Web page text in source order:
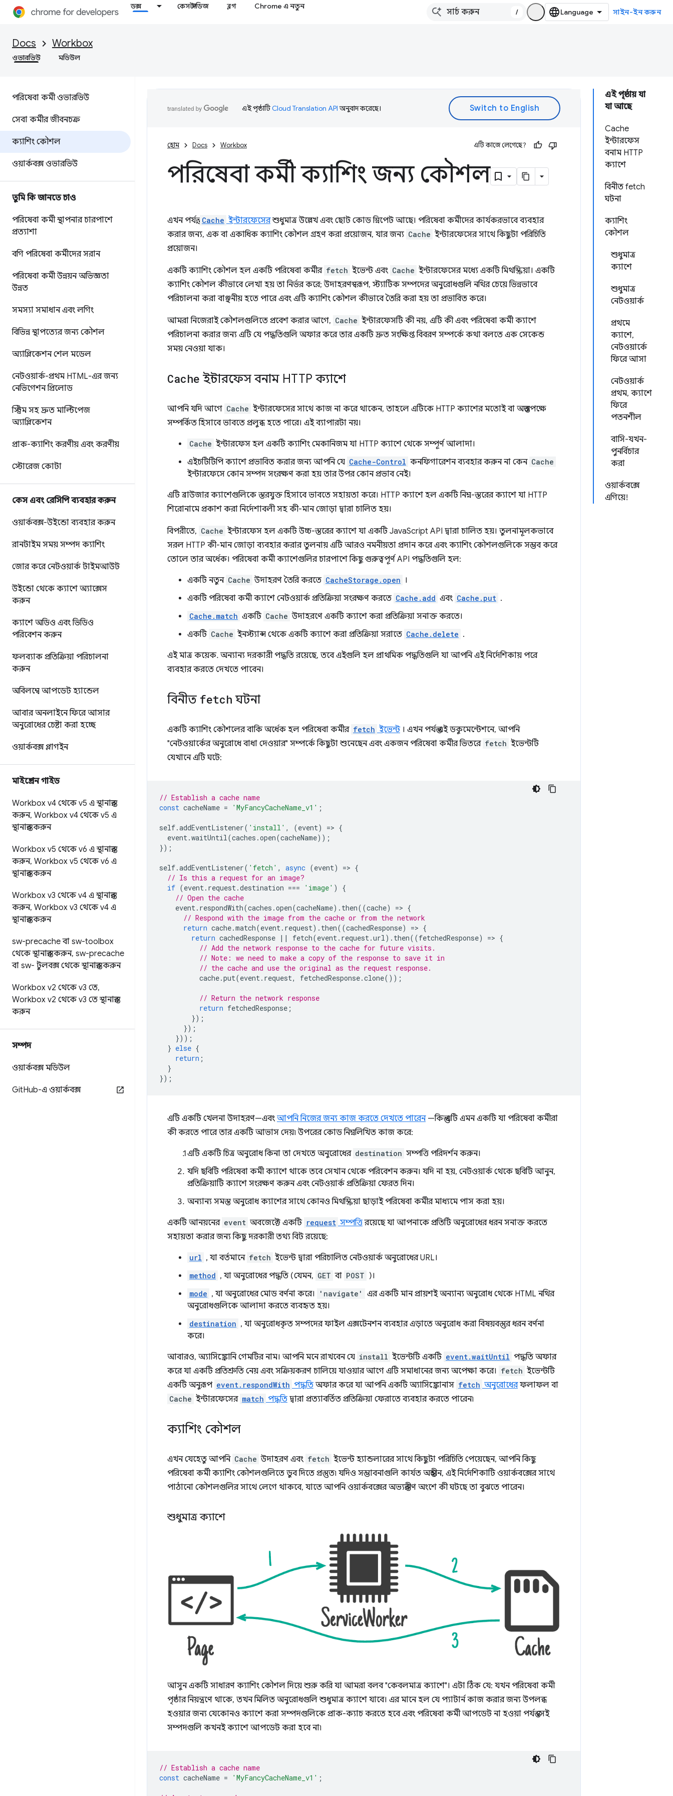
ডক্স কেস স্টাডিজ ব্লগ Chrome এ নতুন
/ সাইন-ইন করুন
Docs Workbox
ওভারভিউ মডিউল
পরিষেবা কর্মী ওভারভিউ
সেবা কর্মীর জীবনচক্র
ক্যাশিং কৌশল
ওয়ার্কবক্স ওভারভিউ
তুমি কি জানতে চাও
পরিষেবা কর্মী স্থাপনার চারপাশে
প্রত্যাশা
বগি পরিষেবা কর্মীদের সরান
পরিষেবা কর্মী উন্নয়ন অভিজ্ঞতা
উন্নত
সমস্যা সমাধান এবং লগিং
বিভিন্ন স্থাপত্যের জন্য কৌশল
অ্যাপ্লিকেশন শেল মডেল
নেটওয়ার্ক-প্রথম HTML-এর জন্য
নেভিগেশন প্রিলোড
স্ট্রিম সহ দ্রুত মাল্টিপেজ
অ্যাপ্লিকেশন
প্রাক-ক্যাশিং করণীয় এবং করণীয়
স্টোরেজ কোটা
কেস এবং রেসিপি ব্যবহার করুন
ওয়ার্কবক্স-উইন্ডো ব্যবহার করুন
রানটাইম সময় সম্পদ ক্যাশিং
জোর করে নেটওয়ার্ক টাইমআউট
উইন্ডো থেকে ক্যাশে অ্যাক্সেস
করুন
ক্যাশে অডিও এবং ভিডিও
পরিবেশন করুন
ফলব্যাক প্রতিক্রিয়া পরিচালনা
করুন
অবিলম্বে আপডেট হ্যান্ডেল
আবার অনলাইনে ফিরে আসার
অনুরোধের চেষ্টা করা হচ্ছে
ওয়ার্কবক্স প্লাগইন
মাইগ্রেশন গাইড
Workbox v4 থেকে v5 এ স্থানান্তর
করুন, Workbox v4 থেকে v5 এ
স্থানান্তর করুন
Workbox v5 থেকে v6 এ স্থানান্তর
করুন, Workbox v5 থেকে v6 এ
স্থানান্তর করুন
Workbox v3 থেকে v4 এ স্থানান্তর
করুন, Workbox v3 থেকে v4 এ
স্থানান্তর করুন
sw-precache বা sw-toolbox
থেকে স্থানান্তর করুন, sw-precache
বা sw- টুলবক্স থেকে স্থানান্তর করুন
Workbox v2 থেকে v3 তে,
Workbox v2 থেকে v3 তে স্থানান্তর
করুন
সম্পদ
ওয়ার্কবক্স মডিউল
GitHub-এ ওয়ার্কবক্স
এই পৃষ্ঠায় যা
যা আছে
Cache
ইন্টারফেস
বনাম HTTP
ক্যাশে
বিনীত fetch
ঘটনা
ক্যাশিং
কৌশল
শুধুমাত্র
ক্যাশে
শুধুমাত্র
নেটওয়ার্ক
প্রথমে
ক্যাশে,
নেটওয়ার্কে
ফিরে আসা
নেটওয়ার্ক
প্রথম, ক্যাশে
ফিরে
পতনশীল
বাসি-যখন-
পুনর্বিচার
করা
ওয়ার্কবক্সে
এগিয়ে!
এই পৃষ্ঠাটিCloud Translation APIঅনুবাদ করেছে।
হোম Docs Workbox এটি কাজে লেগেছে?
পরিষেবা কর্মী ক্যাশিং জন্য কৌশল
এখন পর্যন্ত, Cache ইন্টারফেসেরশুধুমাত্র উল্লেখ এবং ছোট কোড স্নিপেট আছে। পরিষেবা কর্মীদের কার্যকরভাবে ব্যবহার
করার জন্য, এক বা একাধিক ক্যাশিং কৌশল গ্রহণ করা প্রয়োজন, যার জন্য Cache ইন্টারফেসের সাথে কিছুটা পরিচিতি
প্রয়োজন।
একটি ক্যাশিং কৌশল হল একটি পরিষেবা কর্মীর fetch ইভেন্ট এবং Cache ইন্টারফেসের মধ্যে একটি মিথস্ক্রিয়া। একটি
ক্যাশিং কৌশল কীভাবে লেখা হয় তা নির্ভর করে; উদাহরণস্বরূপ, স্ট্যাটিক সম্পদের অনুরোধগুলি নথির চেয়ে ভিন্নভাবে
পরিচালনা করা বাঞ্ছনীয় হতে পারে এবং এটি ক্যাশিং কৌশল কীভাবে তৈরি করা হয় তা প্রভাবিত করে।
আমরা নিজেরাই কৌশলগুলিতে প্রবেশ করার আগে, Cache ইন্টারফেসটি কী নয়, এটি কী এবং পরিষেবা কর্মী ক্যাশে
পরিচালনা করার জন্য এটি যে পদ্ধতিগুলি অফার করে তার একটি দ্রুত সংক্ষিপ্ত বিবরণ সম্পর্কে কথা বলতে এক সেকেন্ড
সময় নেওয়া যাক।
Cache ইন্টারফেস বনাম HTTP ক্যাশে
আপনি যদি আগে Cache ইন্টারফেসের সাথে কাজ না করে থাকেন, তাহলে এটিকে HTTP ক্যাশের মতোই বা অন্ততপক্ষে
সম্পর্কিত হিসাবে ভাবতে প্রলুব্ধ হতে পারে। এই ব্যাপারটা নয়।
Cache ইন্টারফেস হল একটি ক্যাশিং মেকানিজম যা HTTP ক্যাশে থেকে সম্পূর্ণ আলাদা।
এইচটিটিপি ক্যাশে প্রভাবিত করার জন্য আপনি যে Cache-Control কনফিগারেশন ব্যবহার করুন না কেন Cache
ইন্টারফেসে কোন সম্পদ সংরক্ষণ করা হয় তার উপর কোন প্রভাব নেই।
এটি ব্রাউজার ক্যাশেগুলিকে স্তরযুক্ত হিসাবে ভাবতে সহায়তা করে। HTTP ক্যাশে হল একটি নিম্ন-স্তরের ক্যাশে যা HTTP
শিরোনামে প্রকাশ করা নির্দেশাবলী সহ কী-মান জোড়া দ্বারা চালিত হয়।
বিপরীতে, Cache ইন্টারফেস হল একটি উচ্চ-স্তরের ক্যাশে যা একটি JavaScript API দ্বারা চালিত হয়। তুলনামূলকভাবে
সরল HTTP কী-মান জোড়া ব্যবহার করার তুলনায় এটি আরও নমনীয়তা প্রদান করে এবং ক্যাশিং কৌশলগুলিকে সম্ভব করে
তোলে তার অর্ধেক। পরিষেবা কর্মী ক্যাশেগুলির চারপাশে কিছু গুরুত্বপূর্ণ API পদ্ধতিগুলি হল:
একটি নতুন Cache উদাহরণ তৈরি করতে CacheStorage.open ।
একটি পরিষেবা কর্মী ক্যাশে নেটওয়ার্ক প্রতিক্রিয়া সংরক্ষণ করতে Cache.add এবং Cache.put .
Cache.match একটি Cache উদাহরণে একটি ক্যাশে করা প্রতিক্রিয়া সনাক্ত করতে।
একটি Cache ইনস্ট্যান্স থেকে একটি ক্যাশে করা প্রতিক্রিয়া সরাতে Cache.delete .
এই মাত্র কয়েক. অন্যান্য দরকারী পদ্ধতি রয়েছে, তবে এইগুলি হল প্রাথমিক পদ্ধতিগুলি যা আপনি এই নির্দেশিকায় পরে
ব্যবহার করতে দেখতে পাবেন।
বিনীত fetch ঘটনা
একটি ক্যাশিং কৌশলের বাকি অর্ধেক হল পরিষেবা কর্মীর fetch ইভেন্ট। এখন পর্যন্ত এই ডকুমেন্টেশনে, আপনি
"নেটওয়ার্কের অনুরোধে বাধা দেওয়ার" সম্পর্কে কিছুটা শুনেছেন এবং একজন পরিষেবা কর্মীর ভিতরে fetch ইভেন্টটি
যেখানে এটি ঘটে:
// Establish a cache name
const cacheName = 'MyFancyCacheName_v1' ;
self.addEventListener( 'install' , (event) => {
event.waitUntil(caches .open(cacheName));
});
self.addEventListener( 'fetch' , async (event) => {
// Is this a request for an image?
if (event. request.destination === 'image' )
{
// Open the cache
event. respondWith(caches .open(cacheName). then((cache) => {
// Respond with the image from the cache or from the network
return cache.match(event. request). then((cachedResponse) => {
return cachedResponse || fetch(event. request.url). then((fetchedResponse) => {
// Add the network response to the cache for future visits.
// Note: we need to make a copy of the response to save it in
// the cache and use the original as the request response.
cache.put(event. request, fetchedResponse.clone());
// Return the network response
return fetchedResponse ;
});
});
}));
} else {
return ;
}
});
এটি একটি খেলনা উদাহরণ—এবং আপনি নিজের জন্য কাজ করতে দেখতে পারেন—কিন্তু এটি এমন একটি যা পরিষেবা কর্মীরা
কী করতে পারে তার একটি আভাস দেয়৷ উপরের কোড নিম্নলিখিত কাজ করে:
এটি একটি চিত্র অনুরোধ কিনা তা দেখতে অনুরোধের destination সম্পত্তি পরিদর্শন করুন।
যদি ছবিটি পরিষেবা কর্মী ক্যাশে থাকে তবে সেখান থেকে পরিবেশন করুন। যদি না হয়, নেটওয়ার্ক থেকে ছবিটি আনুন,
প্রতিক্রিয়াটি ক্যাশে সংরক্ষণ করুন এবং নেটওয়ার্ক প্রতিক্রিয়া ফেরত দিন।
অন্যান্য সমস্ত অনুরোধ ক্যাশের সাথে কোনও মিথস্ক্রিয়া ছাড়াই পরিষেবা কর্মীর মাধ্যমে পাস করা হয়।
একটি আনয়নের event অবজেক্টে একটি request সম্পত্তিরয়েছে যা আপনাকে প্রতিটি অনুরোধের ধরন সনাক্ত করতে
সহায়তা করার জন্য কিছু দরকারী তথ্য বিট রয়েছে:
url , যা বর্তমানে fetch ইভেন্ট দ্বারা পরিচালিত নেটওয়ার্ক অনুরোধের URL।
method , যা অনুরোধের পদ্ধতি (যেমন, GET বা POST )।
mode , যা অনুরোধের মোড বর্ণনা করে। 'navigate'
এর একটি মান প্রায়শই অন্যান্য অনুরোধ থেকে HTML নথির
অনুরোধগুলিকে আলাদা করতে ব্যবহৃত হয়।
destination , যা অনুরোধকৃত সম্পদের ফাইল এক্সটেনশন ব্যবহার এড়াতে অনুরোধ করা বিষয়বস্তুর ধরন বর্ণনা
করে।
আবারও, অ্যাসিঙ্ক্রোনি গেমটির নাম। আপনি মনে রাখবেন যে install ইভেন্টটি একটি event.waitUntil পদ্ধতি অফার
করে যা একটি প্রতিশ্রুতি নেয় এবং সক্রিয়করণ চালিয়ে যাওয়ার আগে এটি সমাধানের জন্য অপেক্ষা করে। fetch ইভেন্টটি
একটি অনুরূপ event.respondWith পদ্ধতি অফার করে যা আপনি একটি অ্যাসিঙ্ক্রোনাস fetch অনুরোধেরফলাফল বা
Cache ইন্টারফেসের match পদ্ধতি দ্বারা প্রত্যাবর্তিত প্রতিক্রিয়া ফেরাতে ব্যবহার করতে পারেন৷
ক্যাশিং কৌশল
এখন যেহেতু আপনি Cache উদাহরণ এবং fetch ইভেন্ট হ্যান্ডলারের সাথে কিছুটা পরিচিতি পেয়েছেন, আপনি কিছু
পরিষেবা কর্মী ক্যাশিং কৌশলগুলিতে ডুব দিতে প্রস্তুত৷ যদিও সম্ভাবনাগুলি কার্যত অন্তহীন, এই নির্দেশিকাটি ওয়ার্কবক্সের সাথে
পাঠানো কৌশলগুলির সাথে লেগে থাকবে, যাতে আপনি ওয়ার্কবক্সের অভ্যন্তরীণ অংশে কী ঘটছে তা বুঝতে পারেন।
শুধুমাত্র ক্যাশে
আসুন একটি সাধারণ ক্যাশিং কৌশল দিয়ে শুরু করি যা আমরা বলব "কেবলমাত্র ক্যাশে"। এটা ঠিক যে: যখন পরিষেবা কর্মী
পৃষ্ঠার নিয়ন্ত্রণে থাকে, তখন মিলিত অনুরোধগুলি শুধুমাত্র ক্যাশে যাবে। এর মানে হল যে প্যাটার্ন কাজ করার জন্য উপলব্ধ
হওয়ার জন্য যেকোনও ক্যাশে করা সম্পদগুলিকে প্রাক-ক্যাচ করতে হবে এবং পরিষেবা কর্মী আপডেট না হওয়া পর্যন্ত সেই
সম্পদগুলি কখনই ক্যাশে আপডেট করা হবে না৷
// Establish a cache name
const cacheName = 'MyFancyCacheName_v1' ;